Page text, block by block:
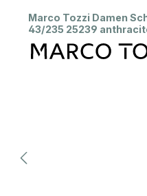
Marco Tozzi Damen
43/235 25239